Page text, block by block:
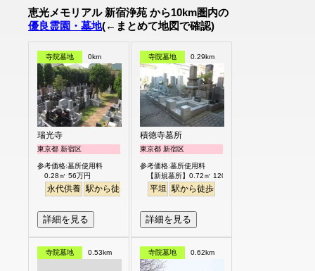
恵光メモリアル 新宿浄苑 から10km圏内の
優良霊園・墓地(←まとめて地図で確認)
寺院墓地 0km
瑞光寺
東京都 新宿区
参考価格:墓所使用料
0.28㎡ 56万円
永代供養 駅から徒歩
詳細を見る
寺院墓地 0.29km
積徳寺墓所
東京都 新宿区
参考価格:墓所使用料
【新規墓所】0.72㎡ 120万円
平坦 駅から徒歩
詳細を見る
寺院墓地 0.53km 寺院墓地 0.62km